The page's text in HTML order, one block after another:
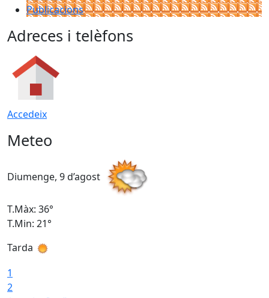
Publicacions
Adreces i telèfons
Accedeix
Meteo
Diumenge, 9 d’agost
T.Màx: 36°
T.Min: 21°
Tarda
1
2